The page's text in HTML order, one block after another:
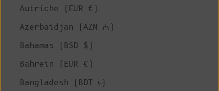
Autriche (EUR €)
Azerbaïdjan (AZN ₼)
Bahamas (BSD $)
Bahreïn (EUR €)
Bangladesh (BDT ৳)